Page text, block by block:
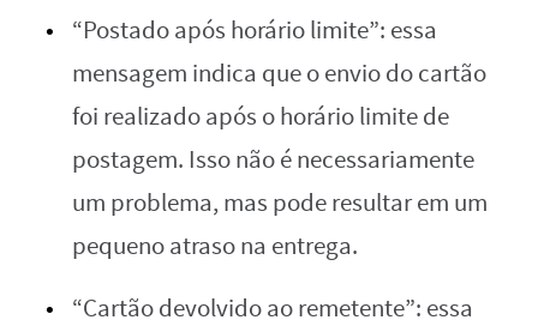
“Postado após horário limite”: essa
mensagem indica que o envio do cartão
foi realizado após o horário limite de
postagem. Isso não é necessariamente
um problema, mas pode resultar em um
pequeno atraso na entrega.
“Cartão devolvido ao remetente”: essa